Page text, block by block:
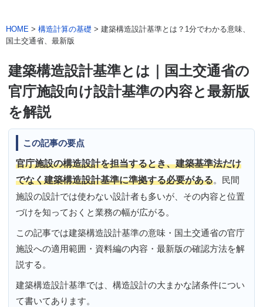
HOME > 構造計算の基礎 > 建築構造設計基準とは？1分でわかる意味、
国土交通省、最新版
建築構造設計基準とは｜国土交通省の
官庁施設向け設計基準の内容と最新版
を解説
この記事の要点
官庁施設の構造設計を担当するとき、建築基準法だけ
でなく建築構造設計基準に準拠する必要がある。民間
施設の設計では使わない設計者も多いが、その内容と位置
づけを知っておくと業務の幅が広がる。
この記事では建築構造設計基準の意味・国土交通省の官庁
施設への適用範囲・資料編の内容・最新版の確認方法を解
説する。
建築構造設計基準では、構造設計の大まかな諸条件につい
て書いてあります。